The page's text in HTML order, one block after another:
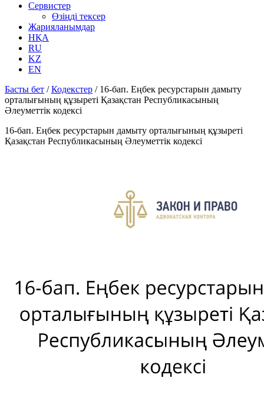
Сервистер
Өзіңді тексер
Жарияланымдар
НҚА
RU
KZ
EN
Басты бет /Кодекстер / 16-бап. Еңбек ресурстарын дамыту
орталығының құзыреті Қазақстан Республикасының
Әлеуметтік кодексі
16-бап. Еңбек ресурстарын дамыту орталығының құзыреті
Қазақстан Республикасының Әлеуметтік кодексі